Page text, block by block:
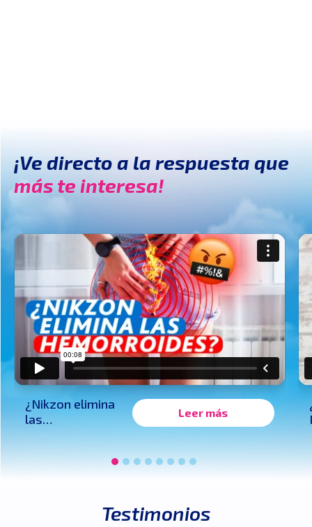
¡Ve directo a la respuesta que
más te interesa!
¿Nikzon elimina
las
hemorroides?
Leer más
Testimonios